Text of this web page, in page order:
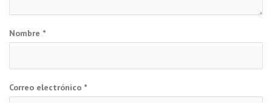
Nombre *
Correo electrónico *